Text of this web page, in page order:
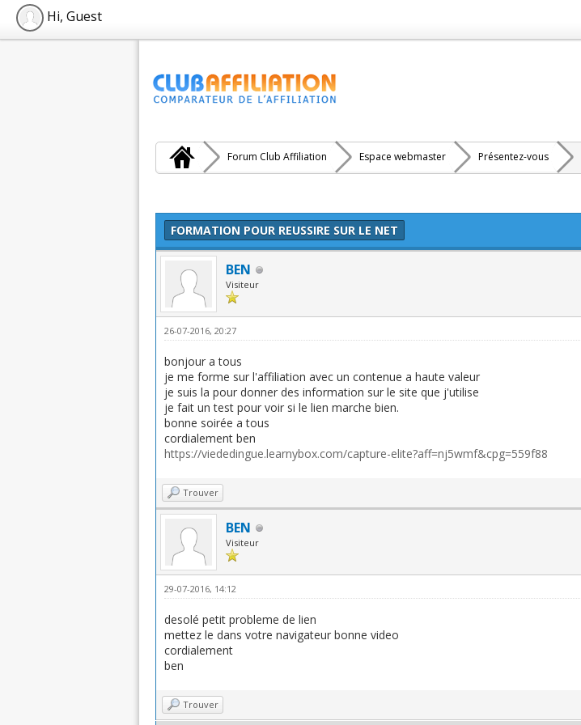
Hi, Guest
Forum Club Affiliation Espace webmaster Présentez-vous
FORMATION POUR REUSSIRE SUR LE NET
BEN
Visiteur
26-07-2016, 20:27
bonjour a tous
je me forme sur l'affiliation avec un contenue a haute valeur
je suis la pour donner des information sur le site que j'utilise
je fait un test pour voir si le lien marche bien.
bonne soirée a tous
cordialement ben
https://viededingue.learnybox.com/capture-elite?aff=nj5wmf&cpg=559f88
Trouver
BEN
Visiteur
29-07-2016, 14:12
desolé petit probleme de lien
mettez le dans votre navigateur bonne video
cordialement
ben
Trouver